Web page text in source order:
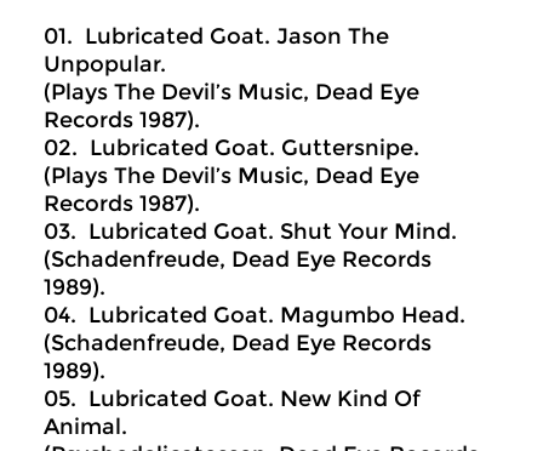
01. Lubricated Goat. Jason The
Unpopular.
(Plays The Devil’s Music, Dead Eye
Records 1987).
02. Lubricated Goat. Guttersnipe.
(Plays The Devil’s Music, Dead Eye
Records 1987).
03. Lubricated Goat. Shut Your Mind.
(Schadenfreude, Dead Eye Records
1989).
04. Lubricated Goat. Magumbo Head.
(Schadenfreude, Dead Eye Records
1989).
05. Lubricated Goat. New Kind Of
Animal.